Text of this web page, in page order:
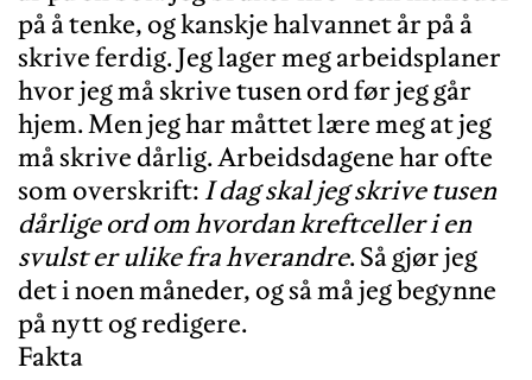
på å tenke, og kanskje halvannet år på å
skrive ferdig. Jeg lager meg arbeidsplaner
hvor jeg må skrive tusen ord før jeg går
hjem. Men jeg har måttet lære meg at jeg
må skrive dårlig. Arbeidsdagene har ofte
som overskrift:I dag skal jeg skrive tusen
dårlige ord om hvordan kreftceller i en
svulst er ulike fra hverandre. Så gjør jeg
det i noen måneder, og så må jeg begynne
på nytt og redigere.
Fakta